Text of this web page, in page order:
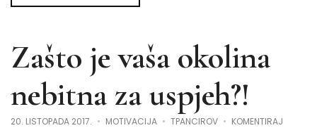
Zašto je vaša okolina
nebitna za uspjeh?!
20. LISTOPADA 2017. MOTIVACIJA TPANCIROV KOMENTIRAJ